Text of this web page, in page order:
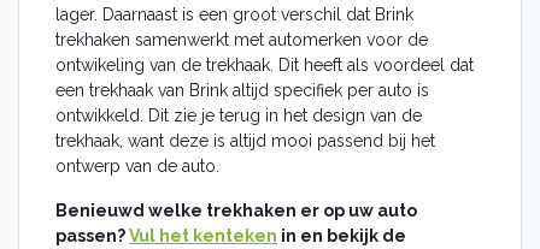
lager. Daarnaast is een groot verschil dat Brink
trekhaken samenwerkt met automerken voor de
ontwikeling van de trekhaak. Dit heeft als voordeel dat
een trekhaak van Brink altijd specifiek per auto is
ontwikkeld. Dit zie je terug in het design van de
trekhaak, want deze is altijd mooi passend bij het
ontwerp van de auto.
Benieuwd welke trekhaken er op uw auto
passen?Vul het kenteken in en bekijk de